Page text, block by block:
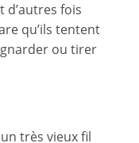
d’autres fois
qu’ils tentent
ou tirer
très vieux fil